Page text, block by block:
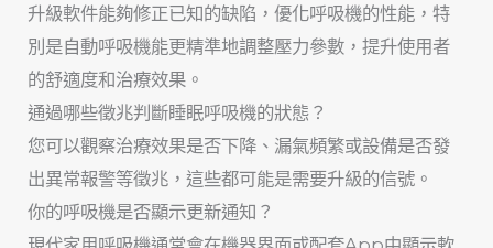
升級軟件能夠修正已知的缺陷，優化呼吸機的性能，特
別是自動呼吸機能更精準地調整壓力參數，提升使用者
的舒適度和治療效果。
通過哪些徵兆判斷睡眠呼吸機的狀態？
您可以觀察治療效果是否下降、漏氣頻繁或設備是否發
出異常報警等徵兆，這些都可能是需要升級的信號。
你的呼吸機是否顯示更新通知？